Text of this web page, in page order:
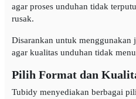
agar proses unduhan tidak
rusak.
Disarankan untuk menggunakan
agar kualitas unduhan tidak
Pilih Format dan
Tubidy menyediakan berbagai